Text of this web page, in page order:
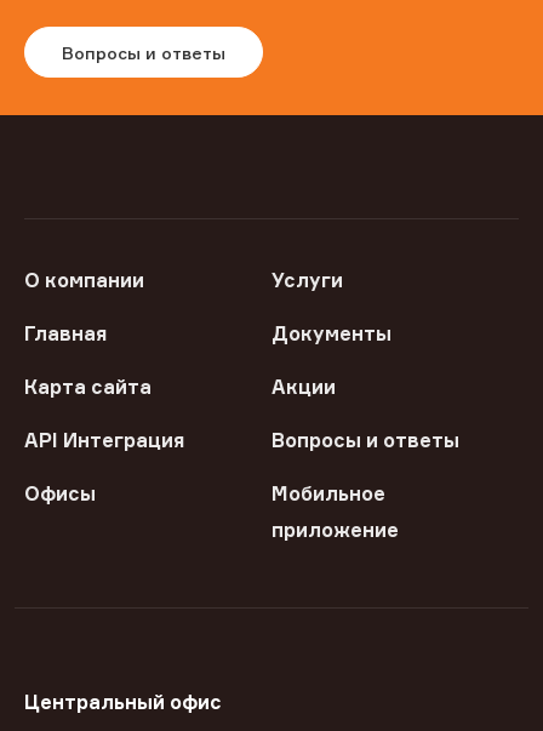
Вопросы и ответы
О компании Услуги
Главная Документы
Карта сайта Акции
API Интеграция Вопросы и ответы
Офисы
Мобильное
приложение
Центральный офис